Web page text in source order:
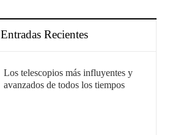
Entradas Recientes
Los telescopios más influyentes y
avanzados de todos los tiempos